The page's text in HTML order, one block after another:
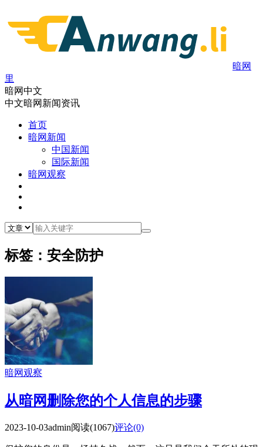
暗网
里
暗网中文
中文暗网新闻资讯
首页
暗网新闻
中国新闻
国际新闻
暗网观察
标签：安全防护
暗网观察
从暗网删除您的个人信息的步骤
2023-10-03admin阅读(1067)评论(0)